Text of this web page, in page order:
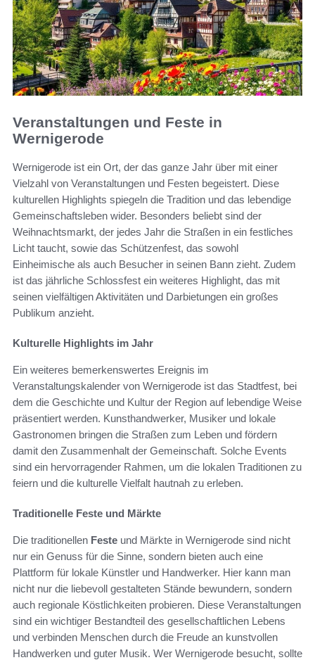
Veranstaltungen und Feste in
Wernigerode
Wernigerode ist ein Ort, der das ganze Jahr über mit einer
Vielzahl von Veranstaltungen und Festen begeistert. Diese
kulturellen Highlights spiegeln die Tradition und das lebendige
Gemeinschaftsleben wider. Besonders beliebt sind der
Weihnachtsmarkt, der jedes Jahr die Straßen in ein festliches
Licht taucht, sowie das Schützenfest, das sowohl
Einheimische als auch Besucher in seinen Bann zieht. Zudem
ist das jährliche Schlossfest ein weiteres Highlight, das mit
seinen vielfältigen Aktivitäten und Darbietungen ein großes
Publikum anzieht.
Kulturelle Highlights im Jahr
Ein weiteres bemerkenswertes Ereignis im
Veranstaltungskalender von Wernigerode ist das Stadtfest, bei
dem die Geschichte und Kultur der Region auf lebendige Weise
präsentiert werden. Kunsthandwerker, Musiker und lokale
Gastronomen bringen die Straßen zum Leben und fördern
damit den Zusammenhalt der Gemeinschaft. Solche Events
sind ein hervorragender Rahmen, um die lokalen Traditionen zu
feiern und die kulturelle Vielfalt hautnah zu erleben.
Traditionelle Feste und Märkte
Die traditionellen Feste und Märkte in Wernigerode sind nicht
nur ein Genuss für die Sinne, sondern bieten auch eine
Plattform für lokale Künstler und Handwerker. Hier kann man
nicht nur die liebevoll gestalteten Stände bewundern, sondern
auch regionale Köstlichkeiten probieren. Diese Veranstaltungen
sind ein wichtiger Bestandteil des gesellschaftlichen Lebens
und verbinden Menschen durch die Freude an kunstvollen
Handwerken und guter Musik. Wer Wernigerode besucht, sollte